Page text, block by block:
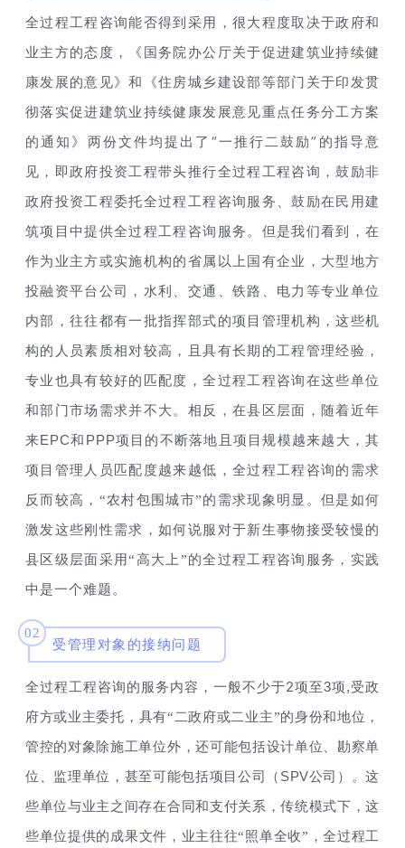
全过程工程咨询能否得到采用，很大程度取决于政府和
业主方的态度，《国务院办公厅关于促进建筑业持续健
康发展的意见》和《住房城乡建设部等部门关于印发贯
彻落实促进建筑业持续健康发展意见重点任务分工方案
的通知》两份文件均提出了 “一推行二鼓励”的指导意
见，即政府投资工程带头推行全过程工程咨询，鼓励非
政府投资工程委托全过程工程咨询服务、鼓励在民用建
筑项目中提供全过程工程咨询服务。但是我们看到，在
作为业主方或实施机构的省属以上国有企业，大型地方
投融资平台公司，水利、交通、铁路、电力等专业单位
内部，往往都有一批指挥部式的项目管理机构，这些机
构的人员素质相对较高，且具有长期的工程管理经验，
专业也具有较好的匹配度，全过程工程咨询在这些单位
和部门市场需求并不大。相反，在县区层面，随着近年
来EPC和 PPP项目的不断落地且项目规模越来越大，其
项目管理人员匹配度越来越低，全过程工程咨询的需求
反而较高，“农村包围城市”的需求现象明显。但是如何
激发这些刚性需求，如何说服对于新生事物接受较慢的
县区级层面采用“高大上”的全过程工程咨询服务，实践
中是一个难题。
02
受管理对象的接纳问题
全过程工程咨询的服务内容，一般不少于2项至3项,受政
府方或业主委托，具有“二政府或二业主”的身份和地位，
管控的对象除施工单位外，还可能包括设计单位、勘察单
位、监理单位，甚至可能包括项目公司（ SPV公司）。这
些单位与业主之间存在合同和支付关系，传统模式下，这
些单位提供的成果文件，业主往往“照单全收”，全过程工